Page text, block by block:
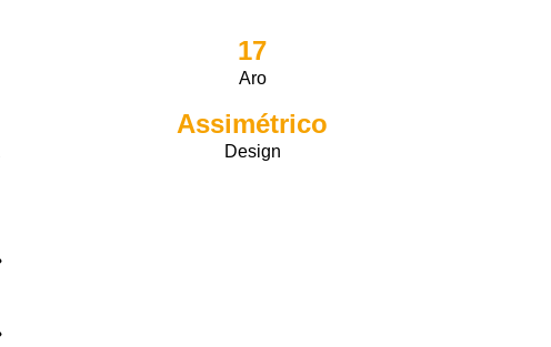
17
Aro
Assimétrico
Design